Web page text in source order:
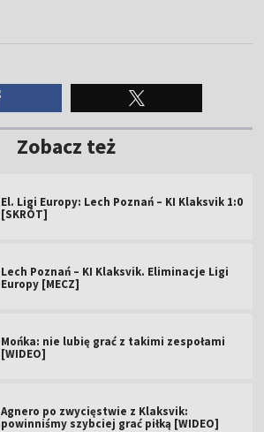
Zobacz też
El. Ligi Europy: Lech Poznań – KI Klaksvik 1:0
[SKRÓT]
Lech Poznań – KI Klaksvik. Eliminacje Ligi
Europy [MECZ]
Mońka: nie lubię grać z takimi zespołami
[WIDEO]
Agnero po zwycięstwie z Klaksvik:
powinniśmy szybciej grać piłką [WIDEO]